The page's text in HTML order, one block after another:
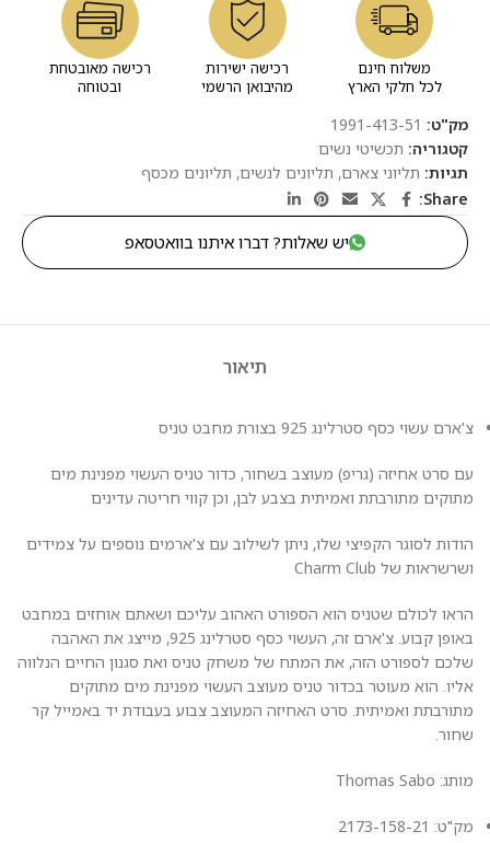
משלוח חינם
לכל חלקי הארץ
רכישה ישירות
מהיבואן הרשמי
רכישה מאובטחת
ובטוחה
מק"ט: 1991-413-51
קטגוריה: תכשיטי נשים
תגיות: תליוני צארם, תליונים לנשים, תליונים מכסף
Share:
יש שאלות? דברו איתנו בוואטסאפ
תיאור
צ'ארם עשוי כסף סטרלינג 925 בצורת מחבט טניס
עם סרט אחיזה (גריפ) מעוצב בשחור, כדור טניס העשוי מפנינת מים
מתוקים מתורבתת ואמיתית בצבע לבן, וכן קווי חריטה עדינים
הודות לסוגר הקפיצי שלו, ניתן לשילוב עם צ'ארמים נוספים על צמידים
ושרשראות של Charm Club
הראו לכולם שטניס הוא הספורט האהוב עליכם ושאתם אוחזים במחבט
באופן קבוע. צ'ארם זה, העשוי כסף סטרלינג 925, מייצג את האהבה
שלכם לספורט הזה, את המתח של משחק טניס ואת סגנון החיים הנלווה
אליו. הוא מעוטר בכדור טניס מעוצב העשוי מפנינת מים מתוקים
מתורבתת ואמיתית. סרט האחיזה המעוצב צבוע בעבודת יד באמייל קר
שחור.
מותג: Thomas Sabo
מק"ט: 2173-158-21